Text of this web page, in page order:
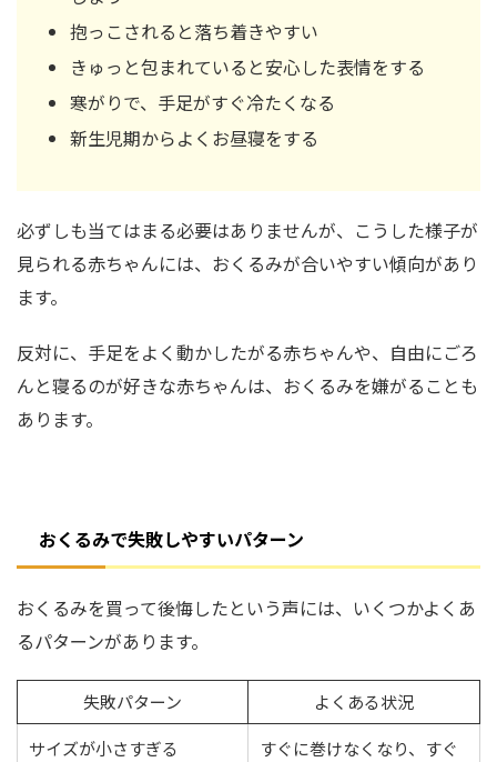
抱っこされると落ち着きやすい
きゅっと包まれていると安心した表情をする
寒がりで、手足がすぐ冷たくなる
新生児期からよくお昼寝をする
必ずしも当てはまる必要はありませんが、こうした様子が
見られる赤ちゃんには、おくるみが合いやすい傾向があり
ます。
反対に、手足をよく動かしたがる赤ちゃんや、自由にごろ
んと寝るのが好きな赤ちゃんは、おくるみを嫌がることも
あります。
おくるみで失敗しやすいパターン
おくるみを買って後悔したという声には、いくつかよくあ
るパターンがあります。
失敗パターン
よくある状況
サイズが小さすぎる
すぐに巻けなくなり、すぐ